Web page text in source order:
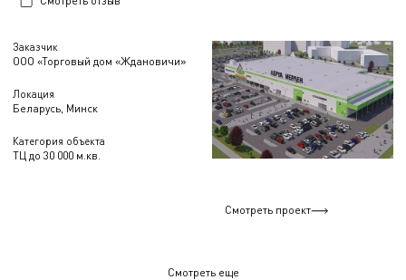
Заказчик
ООО «Торговый дом «Ждановичи»
Локация
Беларусь, Минск
Категория объекта
ТЦ до 30 000 м.кв.
Смотреть проект
Смотреть еще